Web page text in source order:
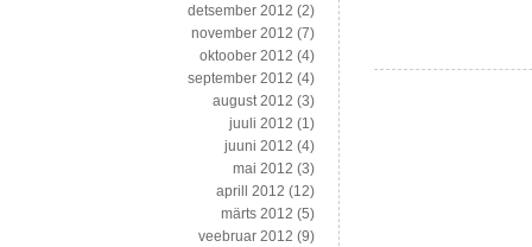
detsember 2012 (2)
november 2012 (7)
oktoober 2012 (4)
september 2012 (4)
august 2012 (3)
juuli 2012 (1)
juuni 2012 (4)
mai 2012 (3)
aprill 2012 (12)
märts 2012 (5)
veebruar 2012 (9)